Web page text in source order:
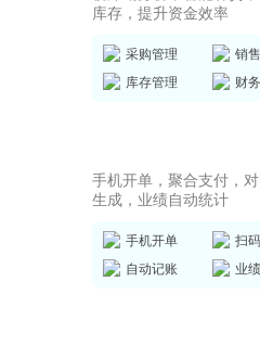
库存，提升资金效率
采购管理
销
库存管理
财
手机开单，聚合支付，
生成，业绩自动统计
手机开单
扫
自动记账
业